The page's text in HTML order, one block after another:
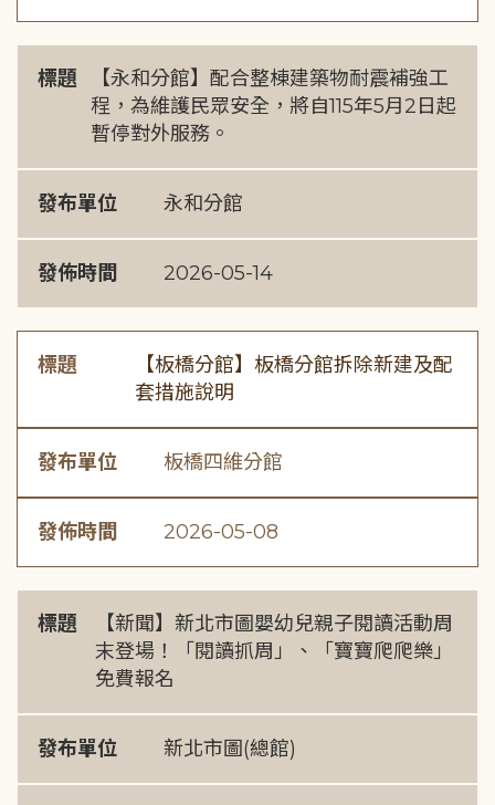
標題
【永和分館】配合整棟建築物耐震補強工
程，為維護民眾安全，將自115年5月2日起
暫停對外服務。
發布單位 永和分館
發佈時間 2026-05-14
標題
【板橋分館】板橋分館拆除新建及配
套措施說明
發布單位 板橋四維分館
發佈時間 2026-05-08
標題
【新聞】新北市圖嬰幼兒親子閱讀活動周
末登場！「閱讀抓周」、「寶寶爬爬樂」
免費報名
發布單位 新北市圖(總館)